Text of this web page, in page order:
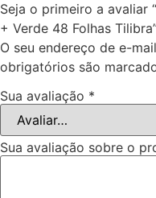
Seja o primeiro a avaliar
+ Verde 48 Folhas
O seu endereço de e-
obrigatórios são
Sua avaliação *
Sua avaliação sobre o